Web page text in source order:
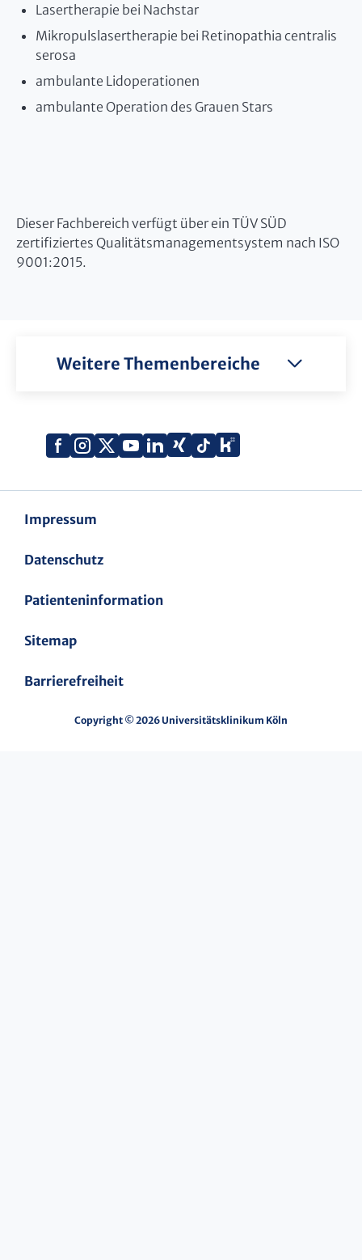
Lasertherapie bei Nachstar
Mikropulslasertherapie bei Retinopathia centralis
serosa
ambulante Lidoperationen
ambulante Operation des Grauen Stars
Dieser Fachbereich verfügt über ein TÜV SÜD
zertifiziertes Qualitätsmanagementsystem nach ISO
9001:2015.
Weitere Themenbereiche
Facebook
Instagram
X
YouTube
LinkedIn
Xing TiktokKununu
Impressum
Datenschutz
Patienteninformation
Sitemap
Barrierefreiheit
Copyright © 2026 Universitätsklinikum Köln